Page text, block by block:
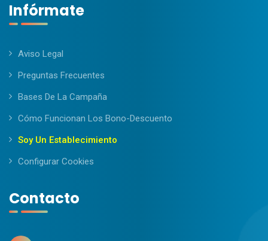
Infórmate
Aviso Legal
Preguntas Frecuentes
Bases De La Campaña
Cómo Funcionan Los Bono-Descuento
Soy Un Establecimiento
Configurar Cookies
Contacto